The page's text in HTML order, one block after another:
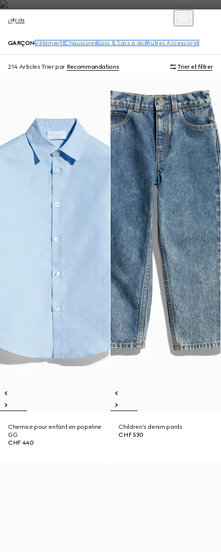
Enfants
GARÇON Vêtements Chaussures Sacs & Sacs à dos Autres Accessoires
214 Articles Trier par Recommandations Trier et filtrer
Chemise pour enfant en popeline
GG
CHF 440
Children's denim pants
CHF 530